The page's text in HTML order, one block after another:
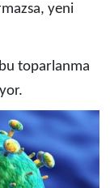
yeni
toparlanma